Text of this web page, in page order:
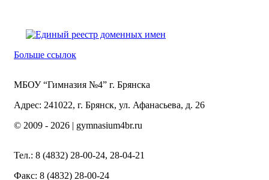
Больше ссылок
МБОУ “Гимназия №4” г. Брянска
Адрес: 241022, г. Брянск, ул. Афанасьева, д. 26
© 2009 - 2026 | gymnasium4br.ru
Тел.: 8 (4832) 28-00-24, 28-04-21
Факс: 8 (4832) 28-00-24